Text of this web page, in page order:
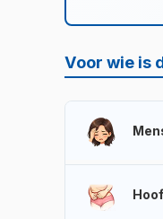
Voor wie is